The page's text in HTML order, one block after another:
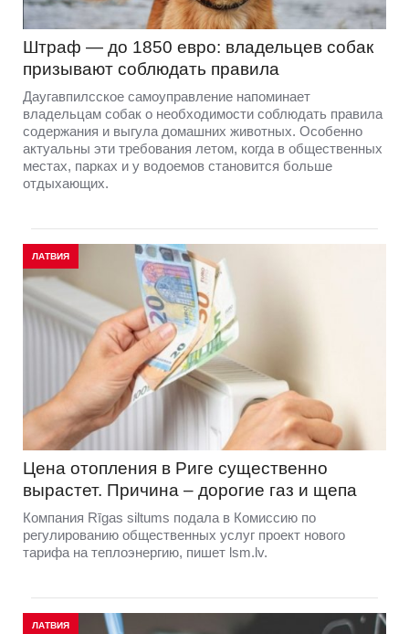
Штраф — до 1850 евро: владельцев собак
призывают соблюдать правила
Даугавпилсское самоуправление напоминает
владельцам собак о необходимости соблюдать правила
содержания и выгула домашних животных. Особенно
актуальны эти требования летом, когда в общественных
местах, парках и у водоемов становится больше
отдыхающих.
ЛАТВИЯ
Цена отопления в Риге существенно
вырастет. Причина – дорогие газ и щепа
Компания Rīgas siltums подала в Комиссию по
регулированию общественных услуг проект нового
тарифа на теплоэнергию, пишет lsm.lv.
ЛАТВИЯ